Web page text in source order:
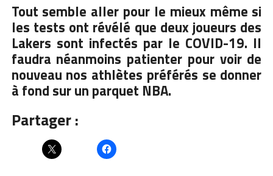
Tout semble aller pour le mieux même si
les tests ont révélé que deux joueurs des
Lakers sont infectés par le COVID-19. Il
faudra néanmoins patienter pour voir de
nouveau nos athlètes préférés se donner
à fond sur un parquet NBA.
Partager :